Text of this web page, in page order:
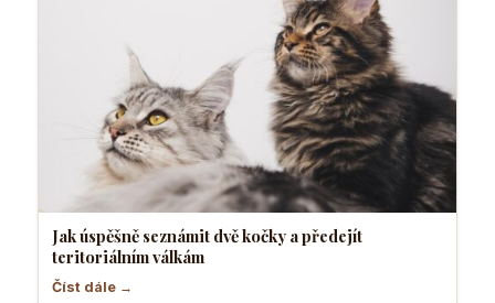
Jak úspěšně seznámit dvě kočky a předejít
teritoriálním válkám
Číst dále →